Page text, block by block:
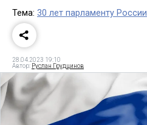
Тема: 30 лет парламенту России
28.04.2023 19:10
Автор: Руслан Грудцинов